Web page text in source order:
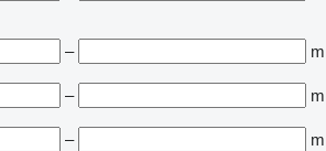
–
m
–
m
–
m